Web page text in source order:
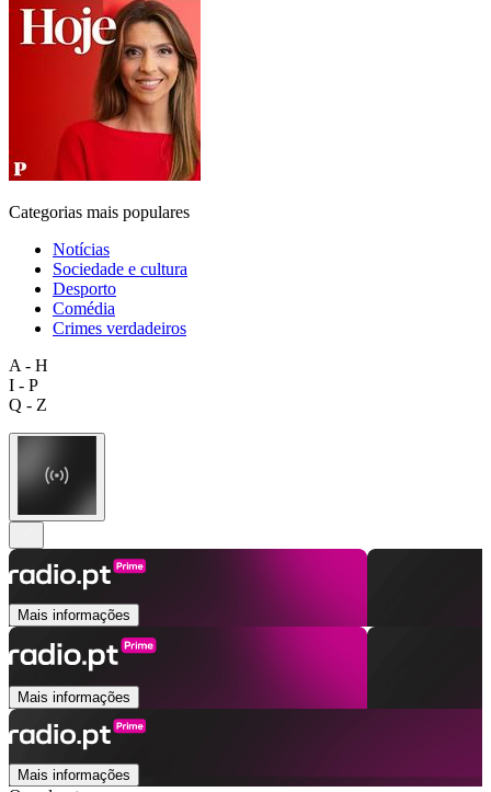
Categorias mais populares
Notícias
Sociedade e cultura
Desporto
Comédia
Crimes verdadeiros
A - H
I - P
Q - Z
Mais informações
Mais informações
Mais informações